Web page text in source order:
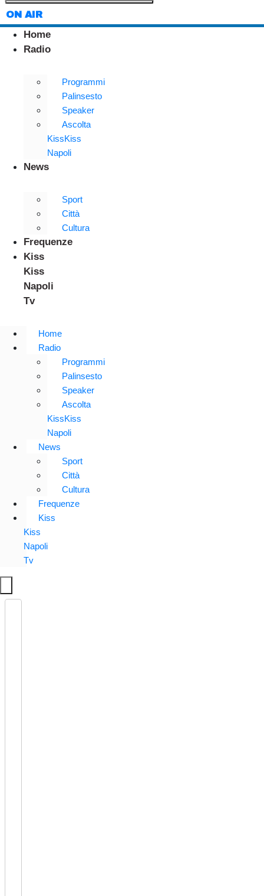
ON AIR
Home
Radio
Programmi
Palinsesto
Speaker
Ascolta
KissKiss
Napoli
News
Sport
Città
Cultura
Frequenze
Kiss
Kiss
Napoli
Tv
Home
Radio
Programmi
Palinsesto
Speaker
Ascolta
KissKiss
Napoli
News
Sport
Città
Cultura
Frequenze
Kiss
Kiss
Napoli
Tv